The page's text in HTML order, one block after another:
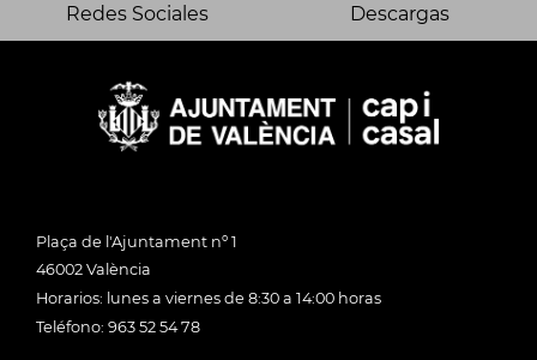
Redes Sociales Descargas
Plaça de l'Ajuntament nº 1
46002 València
Horarios: lunes a viernes de 8:30 a 14:00 horas
Teléfono: 963 52 54 78